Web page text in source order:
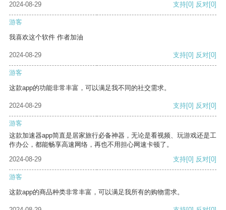
2024-08-29 支持[0] 反对[0]
游客
我喜欢这个软件 作者加油
2024-08-29 支持[0] 反对[0]
游客
这款app的功能非常丰富，可以满足我不同的社交需求。
2024-08-29 支持[0] 反对[0]
游客
这款加速器app简直是居家旅行必备神器，无论是看视频、玩游戏还是工
作办公，都能畅享高速网络，再也不用担心网速卡顿了。
2024-08-29
支持[0] 反对[0]
游客
这款app的商品种类非常丰富，可以满足我所有的购物需求。